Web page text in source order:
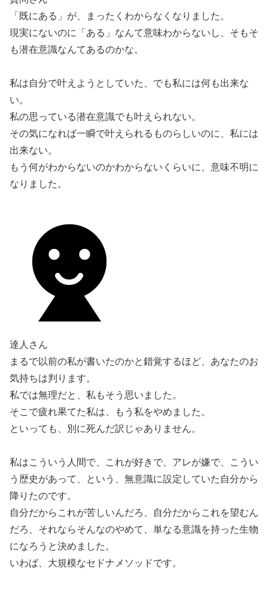
「既にある」が、まったくわからなくなりました。
現実にないのに「ある」なんて意味わからないし、そもそ
も潜在意識なんてあるのかな。
私は自分で叶えようとしていた、でも私には何も出来な
い。
私の思っている潜在意識でも叶えられない。
その気になれば一瞬で叶えられるものらしいのに、私には
出来ない。
もう何がわからないのかわからないくらいに、意味不明に
なりました。
達人さん
まるで以前の私が書いたのかと錯覚するほど、あなたのお
気持ちは判ります。
私では無理だと、私もそう思いました。
そこで疲れ果てた私は、もう私をやめました。
といっても、別に死んだ訳じゃありません。
私はこういう人間で、これが好きで、アレが嫌で、こうい
う歴史があって、という、 無意識に設定していた自分から
降りたのです。
自分だからこれが苦しいんだろ、自分だからこれを望むん
だろ、それならそんなのやめて、 単なる意識を持った生物
になろうと決めました。
いわば、大規模なセドナメソッドです。